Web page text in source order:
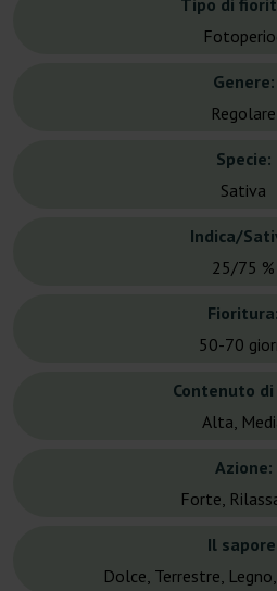
Tipo di
Genere:
Regolare
Specie:
Sativa
Indica/
25/75 %
Fioritura:
50-70
Contenuto di
Alta,
Azione:
Forte,
Il
Dolce, Terrestre,